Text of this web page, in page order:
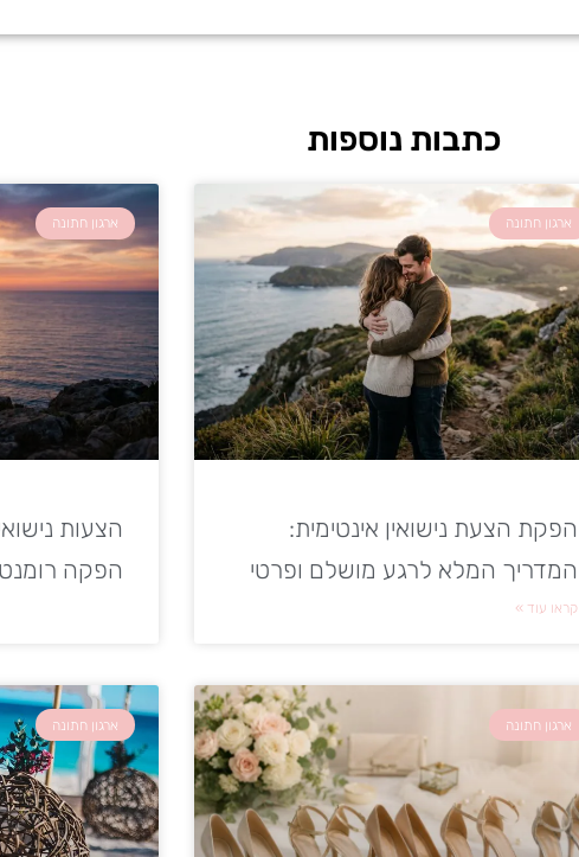
כתבות נוספות
ארגון חתונה
הפקת הצעת נישואין אינטימית:
המדריך המלא לרגע מושלם ופרטי
קראו עוד »
ארגון חתונה
הצעות
הפקה
ארגון חתונה ארגון חתונה